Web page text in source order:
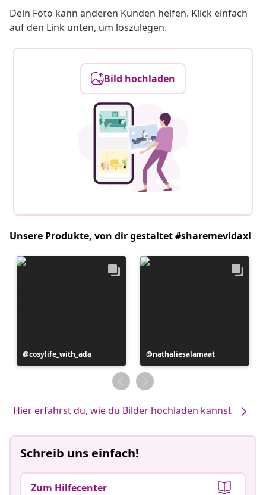
Dein Foto kann anderen Kunden helfen. Klick einfach
auf den Link unten, um loszulegen.
Bild hochladen
Unsere Produkte, von dir gestaltet #sharemevidaxl
Beitrag
veröffentlicht
cosylife_with_ada
Beitrag
veröffentlicht
von
nathaliesalamaat
Hier erfährst du, wie du Bilder hochladen kannst
Schreib uns einfach!
Zum Hilfecenter